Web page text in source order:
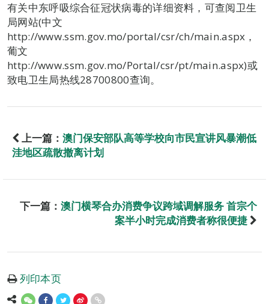
有关中东呼吸综合征冠状病毒的详细资料，可查阅卫生
局网站(中文
http://www.ssm.gov.mo/portal/csr/ch/main.aspx，
葡文
http://www.ssm.gov.mo/Portal/csr/pt/main.aspx)或
致电卫生局热线28700800查询。
上一篇： 澳门保安部队高等学校向市民宣讲风暴潮低
洼地区疏散撤离计划
下一篇： 澳门横琴合办消费争议跨域调解服务 首宗个
案半小时完成消费者称很便捷
列印本页